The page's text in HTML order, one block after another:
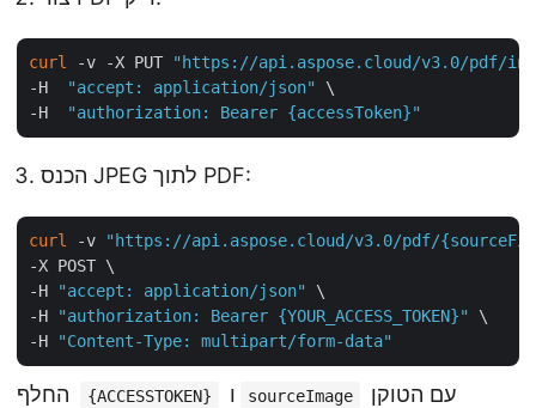
curl -v -X PUT
"https://api.aspose.cloud/v3.0/pdf/
-H
"accept: application/json"
\
-H
"authorization: Bearer {accessToken}"
הכנס JPEG לתוך PDF:
curl -v
"https://api.aspose.cloud/v3.0/pdf/{sourceFile}/
-X POST \
-H
"accept: application/json"
\
-H
"authorization: Bearer {YOUR_ACCESS_TOKEN}"
\
-H
"Content-Type: multipart/form-data"
{ACCESSTOKEN} ו sourceImage